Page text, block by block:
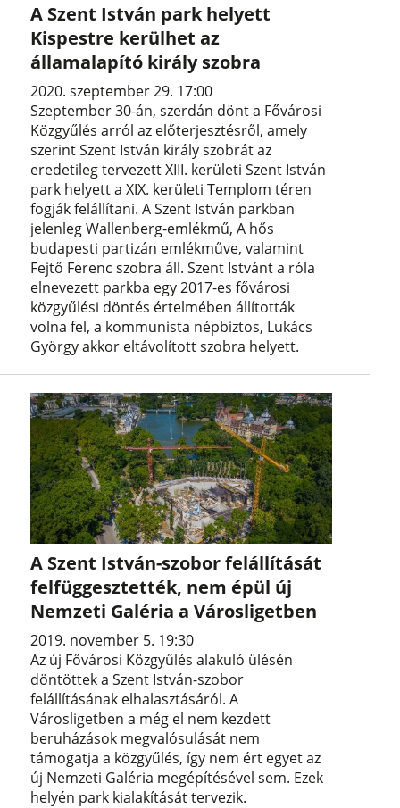
A Szent István park helyett
Kispestre kerülhet az
államalapító király szobra
2020. szeptember 29. 17:00
Szeptember 30-án, szerdán dönt a Fővárosi
Közgyűlés arról az előterjesztésről, amely
szerint Szent István király szobrát az
eredetileg tervezett XIII. kerületi Szent István
park helyett a XIX. kerületi Templom téren
fogják felállítani. A Szent István parkban
jelenleg Wallenberg-emlékmű, A hős
budapesti partizán emlékműve, valamint
Fejtő Ferenc szobra áll. Szent Istvánt a róla
elnevezett parkba egy 2017-es fővárosi
közgyűlési döntés értelmében állították
volna fel, a kommunista népbiztos, Lukács
György akkor eltávolított szobra helyett.
A Szent István-szobor felállítását
felfüggesztették, nem épül új
Nemzeti Galéria a Városligetben
2019. november 5. 19:30
Az új Fővárosi Közgyűlés alakuló ülésén
döntöttek a Szent István-szobor
felállításának elhalasztásáról. A
Városligetben a még el nem kezdett
beruházások megvalósulását nem
támogatja a közgyűlés, így nem ért egyet az
új Nemzeti Galéria megépítésével sem. Ezek
helyén park kialakítását tervezik.